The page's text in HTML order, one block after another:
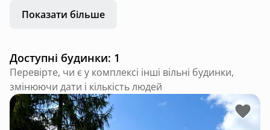
висоті 950 м над рівнем моря перед в'їздом до
національного природного парку Буковель в с.
Поруч розташований етно-парк "Полонина Перці",
це одночасно і гуцульський парк розваг, і
своєрідний музей карпатського колориту, і арт-
об’єкт, та і просто чудове місце відпочинку.
Виконаний цей етно-парк в стилі гуцульського села
з неймовірними видами на вершини Карпат "
Показати більше
Доступні будинки: 1
Перевірте, чи є у комплексі інші вільні будинки,
змінюючи дати і кількість людей